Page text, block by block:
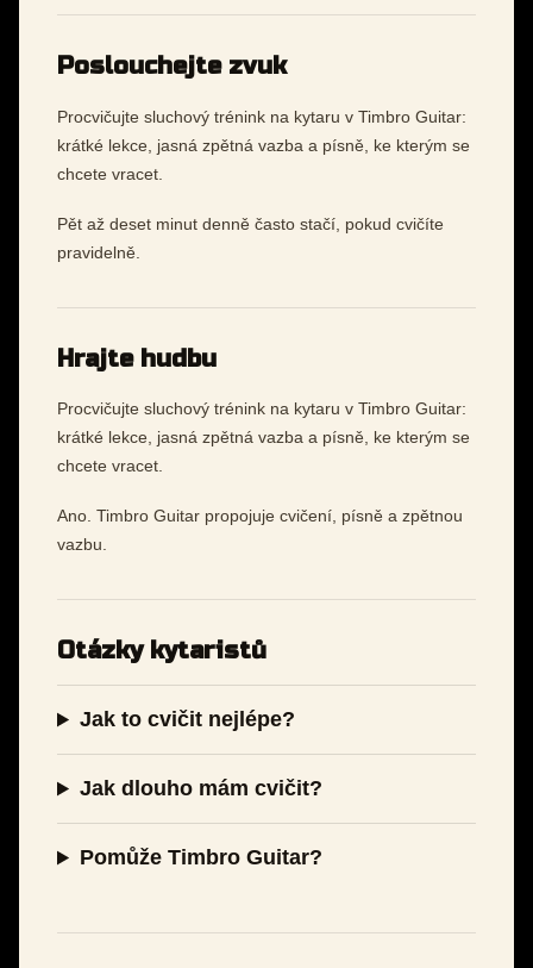
Poslouchejte zvuk
Procvičujte sluchový trénink na kytaru v Timbro Guitar:
krátké lekce, jasná zpětná vazba a písně, ke kterým se
chcete vracet.
Pět až deset minut denně často stačí, pokud cvičíte
pravidelně.
Hrajte hudbu
Procvičujte sluchový trénink na kytaru v Timbro Guitar:
krátké lekce, jasná zpětná vazba a písně, ke kterým se
chcete vracet.
Ano. Timbro Guitar propojuje cvičení, písně a zpětnou
vazbu.
Otázky kytaristů
Jak to cvičit nejlépe?
Jak dlouho mám cvičit?
Pomůže Timbro Guitar?